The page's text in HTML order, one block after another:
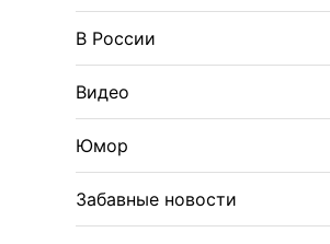
В России
Видео
Юмор
Забавные новости